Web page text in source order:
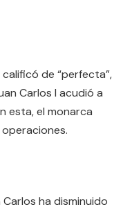
de “perfecta”,
Carlos I acudió a
esta, el monarca
ha disminuido